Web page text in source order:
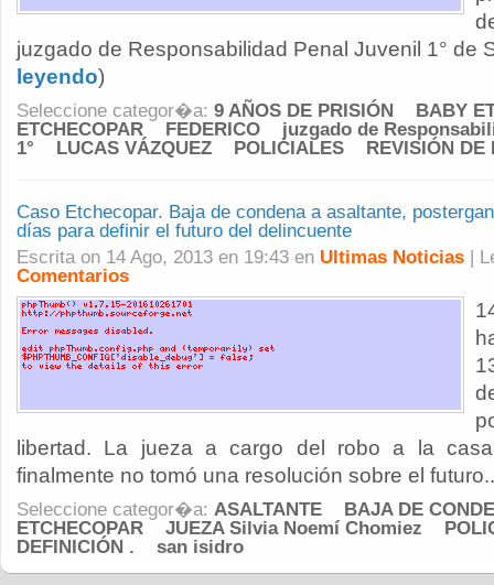
juzgado de Responsabilidad Penal Juvenil 1° de
leyendo)
Seleccione categor�a: 9 AÑOS DE PRISIÓN
BABY
ETCHECOPAR
FEDERICO
juzgado de
1°
LUCAS VÁZQUEZ POLICIALES REVISIÓN DE
Caso Etchecopar. Baja de condena a asaltante,
días para definir el futuro del delincuente
Escrita on 14 Ago, 2013 en 19:43 en Ultimas Noticias |
Comentarios
libertad. La jueza a cargo del robo a la
finalmente no tomó una resolución sobre el
Seleccione categor�a: ASALTANTE
BAJA DE
ETCHECOPAR
JUEZA Silvia Noemí Chomiez
DEFINICIÓN .
san isidro